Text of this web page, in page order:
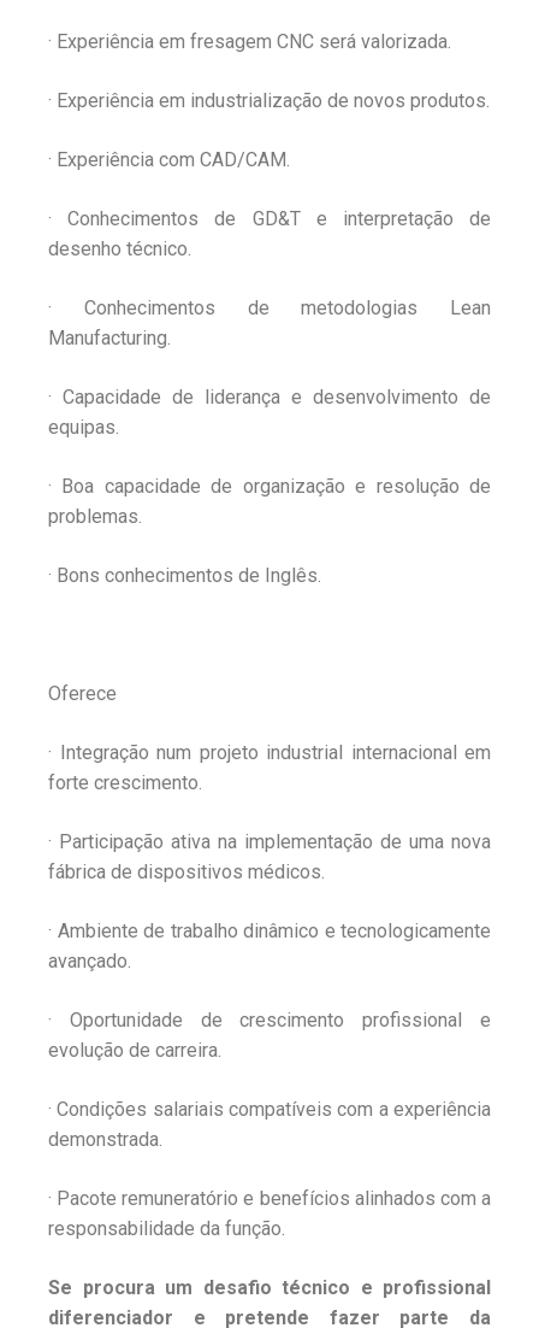
· Experiência em fresagem CNC será valorizada.
· Experiência em industrialização de novos produtos.
· Experiência com CAD/CAM.
· Conhecimentos de GD&T e interpretação de
desenho técnico.
· Conhecimentos de metodologias Lean
Manufacturing.
· Capacidade de liderança e desenvolvimento de
equipas.
· Boa capacidade de organização e resolução de
problemas.
· Bons conhecimentos de Inglês.
Oferece
· Integração num projeto industrial internacional em
forte crescimento.
· Participação ativa na implementação de uma nova
fábrica de dispositivos médicos.
· Ambiente de trabalho dinâmico e tecnologicamente
avançado.
· Oportunidade de crescimento profissional e
evolução de carreira.
· Condições salariais compatíveis com a experiência
demonstrada.
· Pacote remuneratório e benefícios alinhados com a
responsabilidade da função.
Se procura um desafio técnico e profissional
diferenciador e pretende fazer parte da